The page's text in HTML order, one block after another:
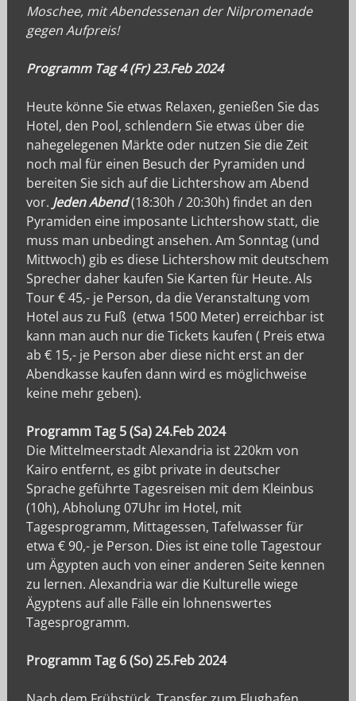
Moschee, mit Abendessenan der Nilpromenade
gegen Aufpreis!
Programm Tag 4 (Fr) 23.Feb 2024
Heute könne Sie etwas Relaxen, genießen Sie das
Hotel, den Pool, schlendern Sie etwas über die
nahegelegenen Märkte oder nutzen Sie die Zeit
noch mal für einen Besuch der Pyramiden und
bereiten Sie sich auf die Lichtershow am Abend
vor. Jeden Abend(18:30h / 20:30h) findet an den
Pyramiden eine imposante Lichtershow statt, die
muss man unbedingt ansehen. Am Sonntag (und
Mittwoch) gib es diese Lichtershow mit deutschem
Sprecher daher kaufen Sie Karten für Heute. Als
Tour € 45,- je Person, da die Veranstaltung vom
Hotel aus zu Fuß (etwa 1500 Meter) erreichbar ist
kann man auch nur die Tickets kaufen ( Preis etwa
ab € 15,- je Person aber diese nicht erst an der
Abendkasse kaufen dann wird es möglichweise
keine mehr geben).
Programm Tag 5 (Sa) 24.Feb 2024
Die Mittelmeerstadt Alexandria ist 220km von
Kairo entfernt, es gibt private in deutscher
Sprache geführte Tagesreisen mit dem Kleinbus
(10h), Abholung 07Uhr im Hotel, mit
Tagesprogramm, Mittagessen, Tafelwasser für
etwa € 90,- je Person. Dies ist eine tolle Tagestour
um Ägypten auch von einer anderen Seite kennen
zu lernen. Alexandria war die Kulturelle wiege
Ägyptens auf alle Fälle ein lohnenswertes
Tagesprogramm.
Programm Tag 6 (So) 25.Feb 2024